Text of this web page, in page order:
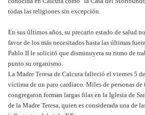
todas las religiones sin excepción.
En sus últimos años, su precario estado de salud
favor de los más necesitados hasta las últimas
Pablo II le solicitó que disminuyera su ritmo de
punto su organismo.
La Madre Teresa de Calcuta falleció el viernes 5
víctima de un paro cardíaco. Miles de personas de
congregaron forman largas filas en la Iglesia de
de la Madre Teresa, quien es considerada una de